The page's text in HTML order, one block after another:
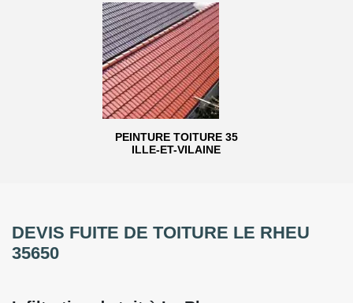
PEINTURE TOITURE 35
ILLE-ET-VILAINE
DEVIS FUITE DE TOITURE LE RHEU
35650